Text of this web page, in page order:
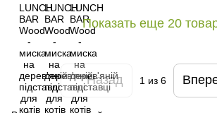
Показать еще 20
Назад 1 из 6